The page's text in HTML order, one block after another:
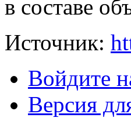
в составе
Источник:
Войдите
Версия